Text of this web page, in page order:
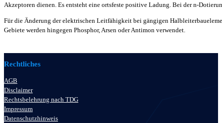
Akzeptoren dienen. Es entsteht eine ortsfeste positive Ladung. Bei der n-
Für die Änderung der elektrischen Leitfähigkeit bei gängigen
Gebiete werden hingegen Phosphor, Arsen oder Antimon verwendet.
Rechtliches
AGB
Disclaimer
Rechtsbelehrung nach TDG
Impressum
Datenschutzhinweis